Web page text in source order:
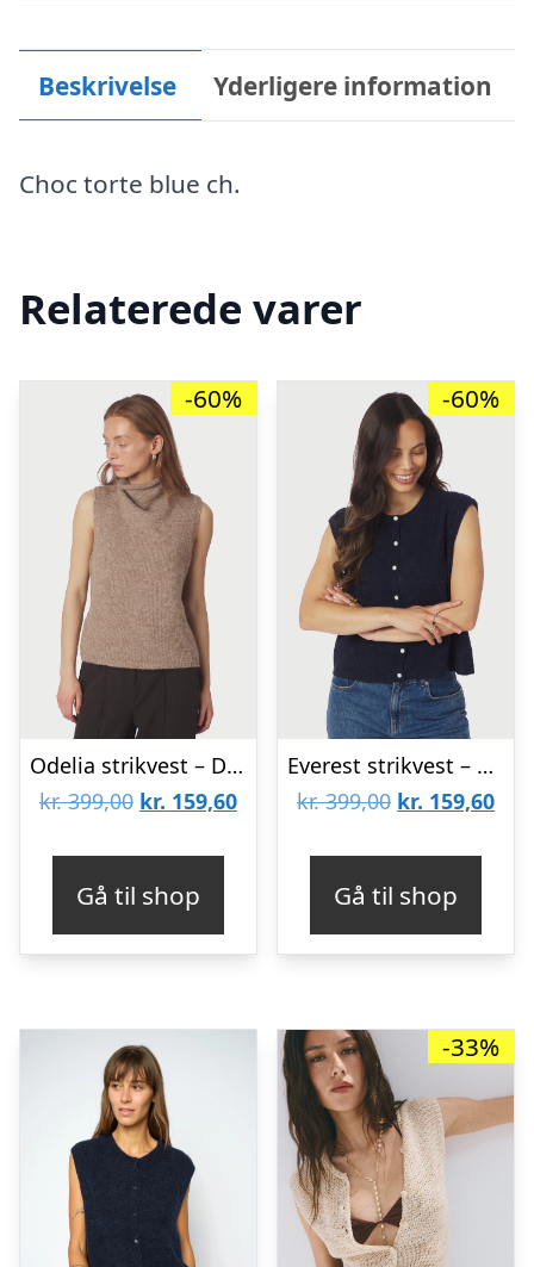
Beskrivelse Yderligere information
Choc torte blue ch.
Relaterede varer
-60%
Odelia strikvest – Dark Sand
kr.399,00 Den
kr. 399,00.
kr. 159,60Den
kr. 159,60.
Gå til shop
-60%
Everest strikvest – Navy
kr.399,00 Den
kr. 399,00.
kr. 159,60Den
kr.
Gå til shop
-33%